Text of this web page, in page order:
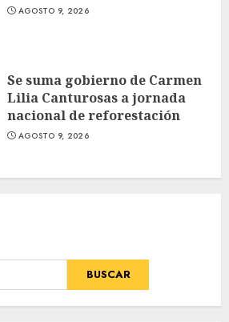
AGOSTO 9, 2026
Se suma gobierno de Carmen
Lilia Canturosas a jornada
nacional de reforestación
AGOSTO 9, 2026
BUSCAR